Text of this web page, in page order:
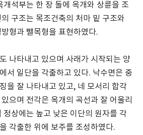
개석부는 한 장 돌에 옥개와 상륜을 조
구조는 목조건축의 처마 밑 구조와
형과 뺄목형을 표현하였다.
나타내고 있으며 사래가 시작되는 양
서 일단을 각출하고 있다. 낙수면은 중
을 잘 나타내고 있고, 네 모서리 합각
으며 전각은 옥개의 곡선과 잘 어울리
정상에는 높고 낮은 이단의 원자를 각
각출한 위에 보주를 조성하였다.